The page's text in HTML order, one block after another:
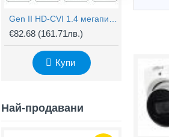
€82.68 (161.71лв.)
Купи
Най-продавани